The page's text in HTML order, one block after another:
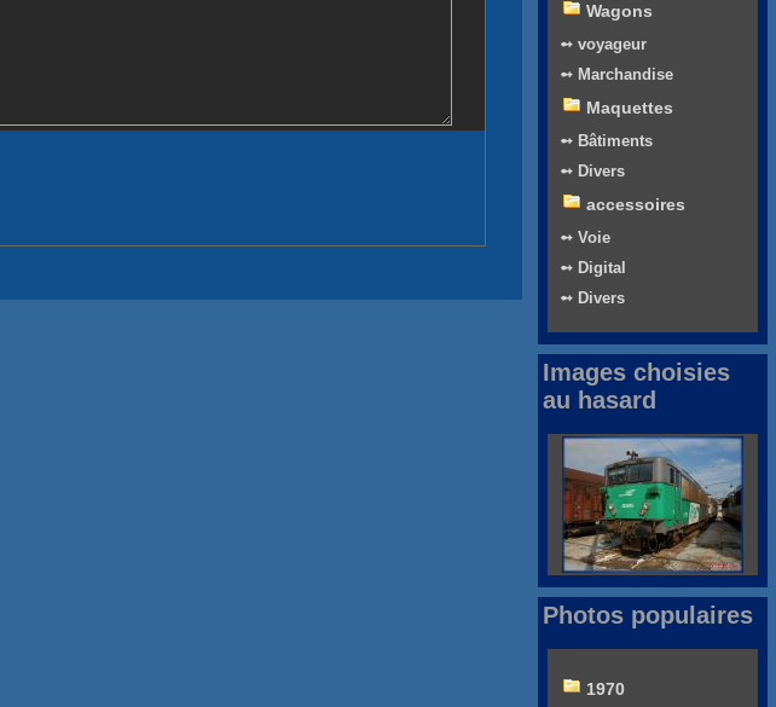
Wagons
➻ voyageur
➻ Marchandise
Maquettes
➻ Bâtiments
➻ Divers
accessoires
➻ Voie
➻ Digital
➻ Divers
Images choisies
au hasard
Photos populaires
1970